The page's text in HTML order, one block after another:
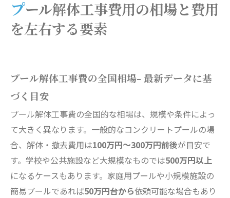
プール解体工事費用の相場と費用
を左右する要素
プール解体工事費の全国相場- 最新データに基
づく目安
プール解体工事費の全国的な相場は、規模や条件によっ
て大きく異なります。一般的なコンクリートプールの場
合、解体・撤去費用は100万円～300万円前後が目安で
す。学校や公共施設など大規模なものでは500万円以上
になるケースもあります。家庭用プールや小規模施設の
簡易プールであれば50万円台から依頼可能な場合もあり